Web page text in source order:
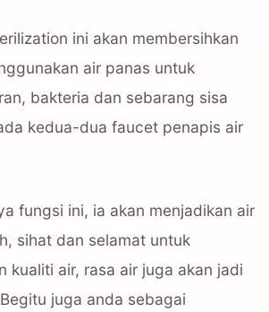
ini akan membersihkan
air panas untuk
bakteria dan sebarang sisa
kedua-dua faucet penapis air
fungsi ini, ia akan menjadikan air
sihat dan selamat untuk
kualiti air, rasa air juga akan jadi
juga anda sebagai